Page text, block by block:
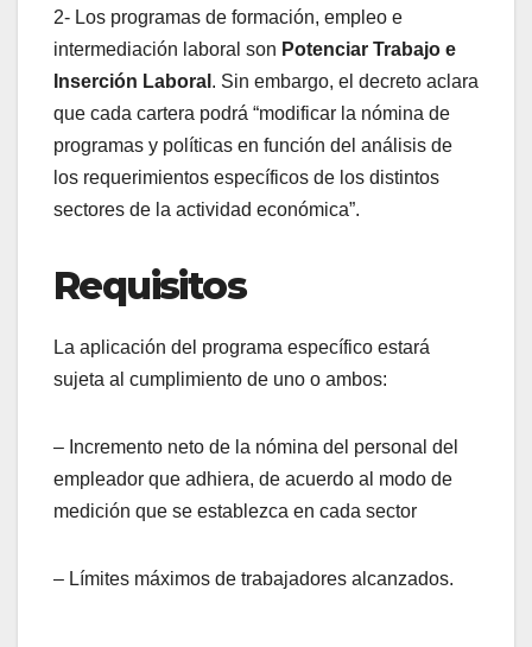
2- Los programas de formación, empleo e
intermediación laboral son Potenciar Trabajo e
Inserción Laboral . Sin embargo, el decreto aclara
que cada cartera podrá “modificar la nómina de
programas y políticas en función del análisis de
los requerimientos específicos de los distintos
sectores de la actividad económica”.
Requisitos
La aplicación del programa específico estará
sujeta al cumplimiento de uno o ambos:
– Incremento neto de la nómina del personal del
empleador que adhiera, de acuerdo al modo de
medición que se establezca en cada sector
– Límites máximos de trabajadores alcanzados.